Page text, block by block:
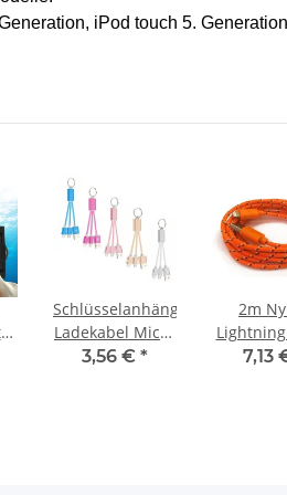
iPod touch 5.
Schlüsselanhänger
Ladekabel Micro
USB / iPhone
3,56 € *
2m
7,13